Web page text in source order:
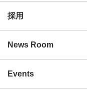
採用
News Room
Events